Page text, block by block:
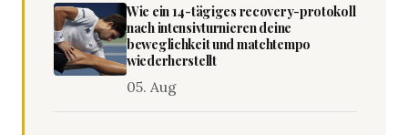
Wie ein 14-tägiges recovery-protokoll
nach intensivturnieren deine
beweglichkeit und matchtempo
wiederherstellt
05. Aug